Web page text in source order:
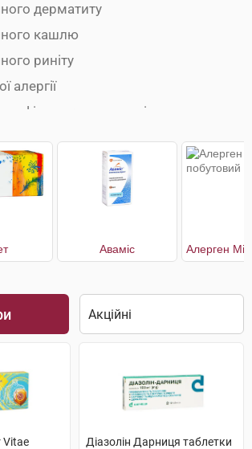
дерматиту
кашлю
риніту
алергії
шоці
Аваміс
Vitae
Діазолін Дарниця таблетки